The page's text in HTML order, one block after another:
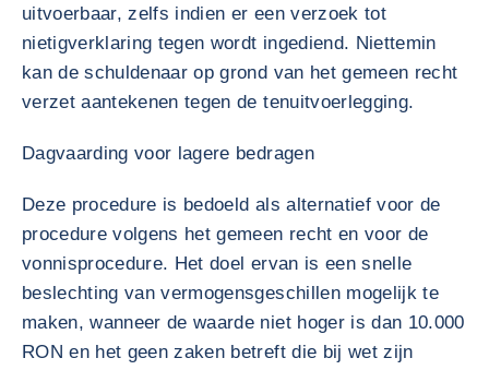
uitvoerbaar, zelfs indien er een verzoek tot
nietigverklaring tegen wordt ingediend. Niettemin
kan de schuldenaar op grond van het gemeen recht
verzet aantekenen tegen de tenuitvoerlegging.
Dagvaarding voor lagere bedragen
Deze procedure is bedoeld als alternatief voor de
procedure volgens het gemeen recht en voor de
vonnisprocedure. Het doel ervan is een snelle
beslechting van vermogensgeschillen mogelijk te
maken, wanneer de waarde niet hoger is dan 10.000
RON en het geen zaken betreft die bij wet zijn